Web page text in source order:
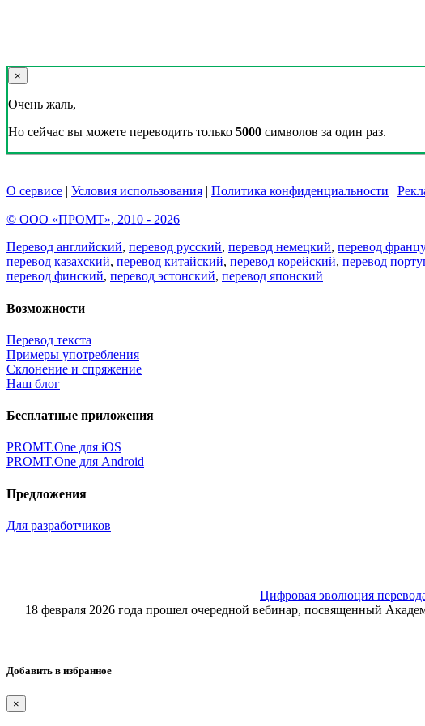
×
Очень жаль,
Но сейчас вы можете переводить только 5000 символов за один раз.
О сервисе | Условия использования | Политика конфиденциальности |
© ООО «ПРОМТ», 2010 - 2026
Перевод английский, перевод русский, перевод немецкий, перевод
перевод казахский, перевод китайский, перевод корейский, перевод
перевод финский, перевод эстонский, перевод японский
Возможности
Перевод текста
Примеры употребления
Склонение и спряжение
Наш блог
Бесплатные приложения
PROMT.One для iOS
PROMT.One для Android
Предложения
Для разработчиков
Цифровая эволюция
18 февраля 2026 года прошел очередной вебинар, посвященный
Добавить в избранное
×